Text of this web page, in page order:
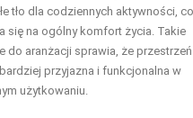
tło dla codziennych aktywności, co
się na ogólny komfort życia. Takie
do aranżacji sprawia, że przestrzeń
przyjazna i funkcjonalna w
użytkowaniu.